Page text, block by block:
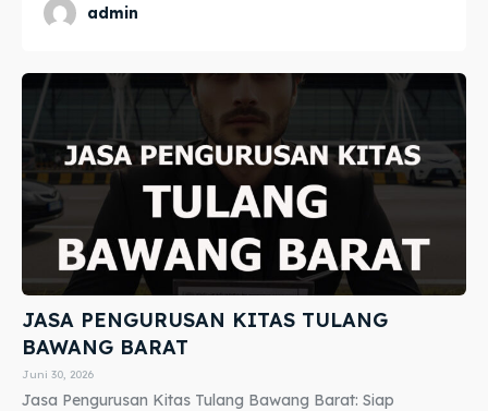
admin
JASA PENGURUSAN KITAS TULANG
BAWANG BARAT
Juni 30, 2026
Jasa Pengurusan Kitas Tulang Bawang Barat: Siap